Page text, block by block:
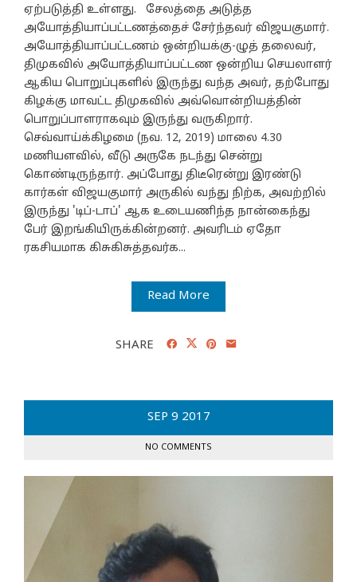
ஏற்படுத்தி உள்ளது. சேலத்தை அடுத்த
அயோத்தியாப்பட்டணத்தைச் சேர்ந்தவர் விஜயகுமார்.
அயோத்தியாப்பட்டணம் ஒன்றியக்கு-ழுத் தலைவர்,
திமுகவில் அயோத்தியாப்பட்டண ஒன்றிய செயலாளர்
ஆகிய பொறுப்புகளில் இருந்து வந்த அவர், தற்போது
கிழக்கு மாவட்ட திமுகவில் அவ்வொன்றியத்தின்
பொறுப்பாளராகவும் இருந்து வருகிறார்.
செவ்வாய்க்கிழமை (நவ. 12, 2019) மாலை 4.30
மணியளவில், வீடு அருகே நடந்து சென்று
கொண்டிருந்தார். அப்போது திடீரென்று இரண்டு
கார்கள் விஜயகுமார் அருகில் வந்து நிற்க, அவற்றில்
இருந்து 'டிப்-டாப்' ஆக உடையணிந்த நான்கைந்து
பேர் இறங்கியிருக்கின்றனர். அவரிடம் ஏதோ
ரகசியமாக கிசுகிசுத்தவர்க...
Read More
SHARE
SEP 9 2017
NO COMMENTS